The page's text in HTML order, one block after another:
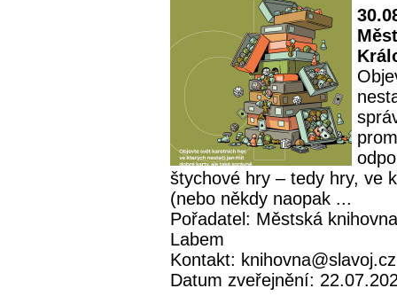
štychové hry – tedy hry, ve
(nebo někdy naopak ...
Pořadatel: Městská
Labem
Kontakt: knihovna@slavoj.cz
Datum zveřejnění: